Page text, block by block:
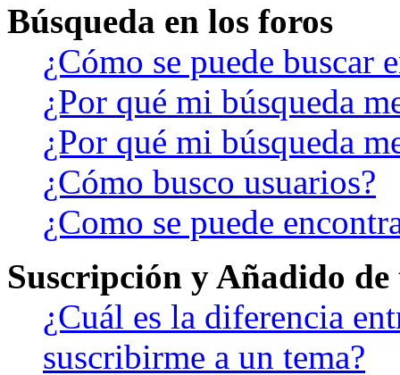
Búsqueda en los foros
¿Cómo se puede buscar
¿Por qué mi búsqueda
¿Por qué mi búsqueda
¿Cómo busco usuarios?
¿Como se puede
Suscripción y Añadido
¿Cuál es la diferencia
suscribirme a un tema?